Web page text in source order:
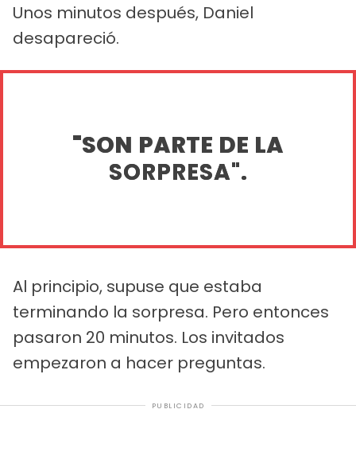
Unos minutos después, Daniel
desapareció.
"SON PARTE DE LA
SORPRESA".
Al principio, supuse que estaba
terminando la sorpresa. Pero entonces
pasaron 20 minutos. Los invitados
empezaron a hacer preguntas.
PUBLICIDAD